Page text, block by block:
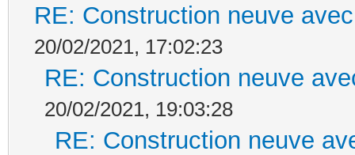
RE: Construction neuve
20/02/2021, 17:02:23
RE: Construction neuve
20/02/2021, 19:03:28
RE: Construction neuve